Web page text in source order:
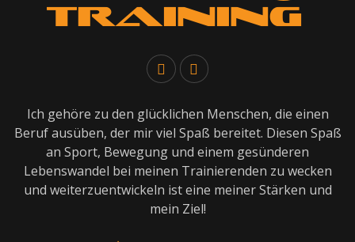
Ich gehöre zu den glücklichen Menschen, die einen
Beruf ausüben, der mir viel Spaß bereitet. Diesen Spaß
an Sport, Bewegung und einem gesünderen
Lebenswandel bei meinen Trainierenden zu wecken
und weiterzuentwickeln ist eine meiner Stärken und
mein Ziel!